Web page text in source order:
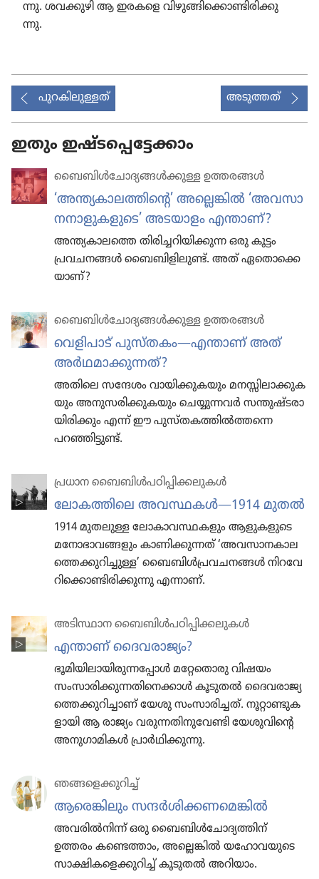
ന്നു. ശവക്കുഴി ആ ഇരകളെ വിഴു​ങ്ങി​ക്കൊ​ണ്ടി​രി​ക്കു​
ന്നു.
പുറകിലുള്ളത് അടുത്തത്
ഇതും ഇഷ്ടപ്പെട്ടേക്കാം
ബൈബിൾചോ​ദ്യ​ങ്ങൾക്കുള്ള ഉത്തരങ്ങൾ
‘അന്ത്യകാ​ല​ത്തി​ന്റെ’ അല്ലെങ്കിൽ ‘അവസാ​
ന​നാ​ളു​ക​ളു​ടെ’ അടയാളം എന്താണ്‌?
അന്ത്യകാ​ലത്തെ തിരി​ച്ച​റി​യി​ക്കുന്ന ഒരു കൂട്ടം
പ്രവച​നങ്ങൾ ബൈബി​ളി​ലുണ്ട്‌. അത്‌ ഏതൊ​ക്കെ​
യാണ്‌?
ബൈബിൾചോ​ദ്യ​ങ്ങൾക്കുള്ള ഉത്തരങ്ങൾ
വെളി​പാട്‌ പുസ്‌ത​കം—എന്താണ്‌ അത്‌
അർഥമാ​ക്കു​ന്നത്‌?
അതിലെ സന്ദേശം വായി​ക്കു​ക​യും മനസ്സി​ലാ​ക്കു​ക​
യും അനുസ​രി​ക്കു​ക​യും ചെയ്യു​ന്ന​വർ സന്തുഷ്ട​രാ​
യി​രി​ക്കും എന്ന്‌ ഈ പുസ്‌ത​ക​ത്തിൽത്ത​ന്നെ
പറഞ്ഞി​ട്ടുണ്ട്‌.
പ്രധാന ബൈബിൾപ​ഠി​പ്പി​ക്ക​ലു​കൾ
ലോകത്തിലെ അവസ്ഥകൾ—1914 മുതൽ
1914 മുതലുള്ള ലോകാവസ്ഥകളും ആളുകളുടെ
മനോ​ഭാ​വ​ങ്ങ​ളും കാണി​ക്കു​ന്നത്‌ ‘അവസാ​ന​കാ​ല​
ത്തെ​ക്കു​റി​ച്ചുള്ള’ ബൈബിൾപ്ര​വ​ച​നങ്ങൾ നിറ​വേ​
റി​ക്കൊ​ണ്ടി​രി​ക്കു​ന്നു എന്നാണ്‌.
അടിസ്ഥാന ബൈബിൾപഠിപ്പിക്കലുകൾ
എന്താണ്‌ ദൈവ​രാ​ജ്യം?
ഭൂമി​യി​ലാ​യി​രു​ന്ന​പ്പോൾ മറ്റേ​തൊ​രു വിഷയം
സംസാ​രി​ക്കു​ന്ന​തി​നെ​ക്കാൾ കൂടുതൽ ദൈവ​രാ​ജ്യ​
ത്തെ​ക്കു​റി​ച്ചാണ്‌ യേശു സംസാ​രി​ച്ചത്‌. നൂറ്റാ​ണ്ടു​ക​
ളാ​യി ആ രാജ്യം വരുന്ന​തി​നു​വേ​ണ്ടി യേശു​വി​ന്റെ
അനുഗാ​മി​കൾ പ്രാർഥി​ക്കു​ന്നു.
ഞങ്ങളെ​ക്കു​റിച്ച്‌
ആരെങ്കി​ലും സന്ദർശി​ക്ക​ണ​മെ​ങ്കിൽ
അവരിൽനിന്ന്‌ ഒരു ബൈബിൾചോ​ദ്യ​ത്തിന്‌
ഉത്തരം കണ്ടെത്താം, അല്ലെങ്കിൽ യഹോ​വ​യു​ടെ
സാക്ഷി​ക​ളെ​ക്കു​റിച്ച്‌ കൂടുതൽ അറിയാം.